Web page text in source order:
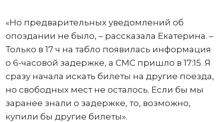
«Но предварительных уведомлений об
опоздании не было, – рассказала Екатерина. –
Только в 17 ч на табло появилась информация
о 6-часовой задержке, а СМС пришло в 17:15. Я
сразу начала искать билеты на другие поезда,
но свободных мест не осталось. Если бы мы
заранее знали о задержке, то, возможно,
купили бы другие билеты».